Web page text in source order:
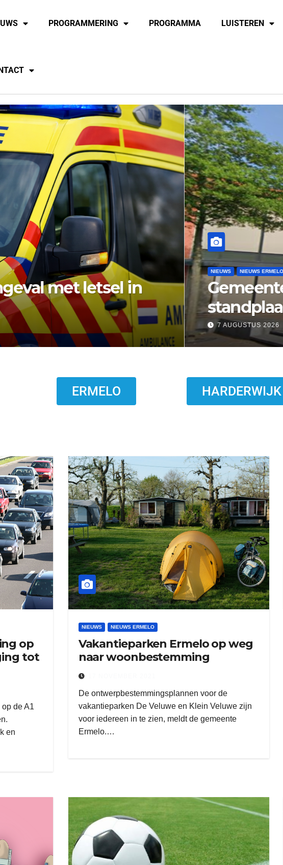
PROGRAMMERING PROGRAMMA LUISTEREN
wijst bezwaar vishandel af:
stopt eind 2026
ERMELO HARDERWIJK
op
tot
de A1
en
NIEUWS NIEUWS ERMELO
Vakantieparken Ermelo op weg
naar woonbestemming
De ontwerpbestemmingsplannen voor de
vakantieparken De Veluwe en Klein Veluwe zijn
voor iedereen in te zien, meldt de gemeente
Ermelo.…